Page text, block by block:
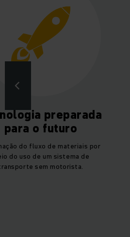
preparada
para o futuro
do fluxo de materiais por
do uso de um sistema de
sem motorista.